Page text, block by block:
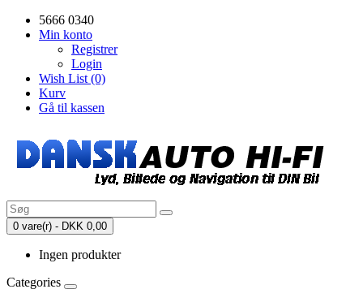
5666 0340
Min konto
Registrer
Login
Wish List (0)
Kurv
Gå til kassen
0 vare(r) - DKK 0,00
Ingen produkter
Categories